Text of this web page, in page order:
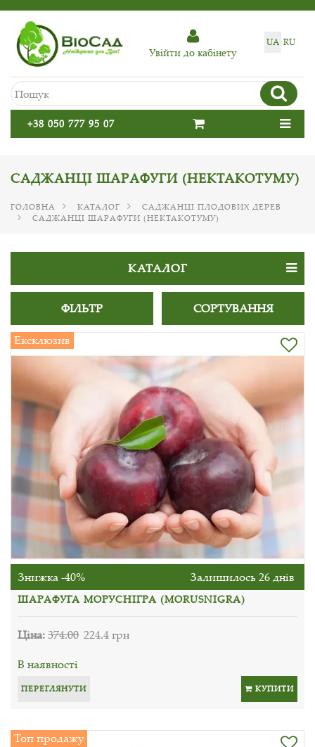
UA RU
Увiйти до кабiнету
+38 050 777 95 07
САДЖАНЦІ ШАРАФУГИ (НЕКТАКОТУМУ)
ГОЛОВНА КАТАЛОГ
САДЖАНЦІ ПЛОДОВИХ ДЕРЕВ
САДЖАНЦІ ШАРАФУГИ (НЕКТАКОТУМУ)
КАТАЛОГ
ФІЛЬТР СОРТУВАННЯ
Ексклюзив
Знижка -40% Залишилось 26 днів
ШАРАФУГА МОРУСНІГРА (MORUSNIGRA)
Ціна:374.00 224.4 грн
В наявності
ПЕРЕГЛЯНУТИ КУПИТИ
Топ продажу